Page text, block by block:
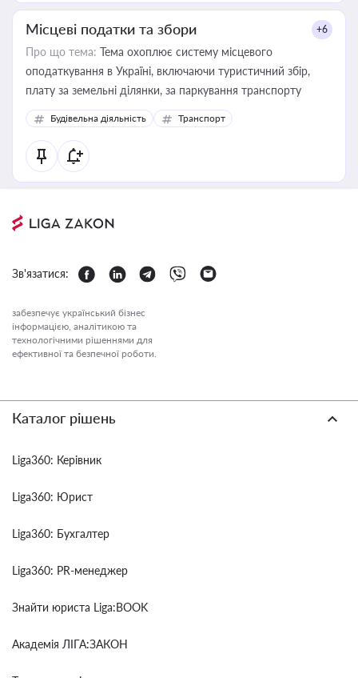
Місцеві податки та збори +6
Про що тема: Тема охоплює систему місцевого
оподаткування в Україні, включаючи туристичний збір,
плату за земельні ділянки, за паркування транспорту
Будівельна діяльність Транспорт
Зв'язатися:
забезпечує український бізнес
інформацією, аналітикою та
технологічними рішеннями для
ефективної та безпечної роботи.
Каталог рішень
Liga360: Керівник
Liga360: Юрист
Liga360: Бухгалтер
Liga360: PR-менеджер
Знайти юриста Liga:BOOK
Академія ЛІГА:ЗАКОН